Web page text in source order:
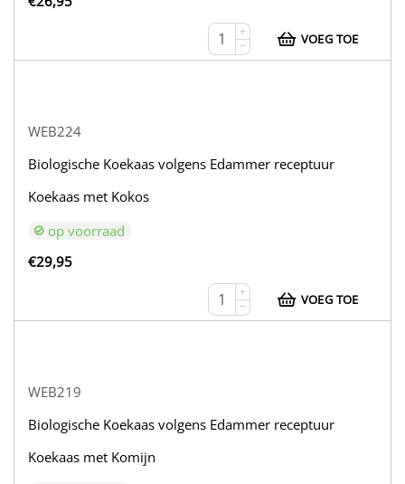
+
−
VOEG TOE
WEB224
Biologische Koekaas volgens Edammer receptuur
Koekaas met Kokos
op voorraad
€29,95
+
−
VOEG TOE
WEB219
Biologische Koekaas volgens Edammer receptuur
Koekaas met Komijn